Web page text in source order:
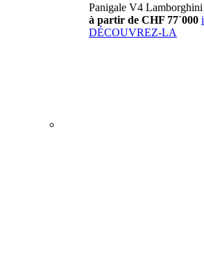
Panigale V4 Lamborghini
à partir de CHF 77´000 i
DÉCOUVREZ-LA